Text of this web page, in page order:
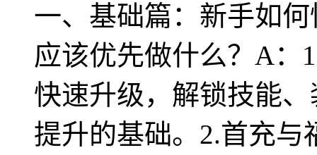
一、基础篇：新手如
应该优先做什么？A：
快速升级，解锁技能
提升的基础。2.首充